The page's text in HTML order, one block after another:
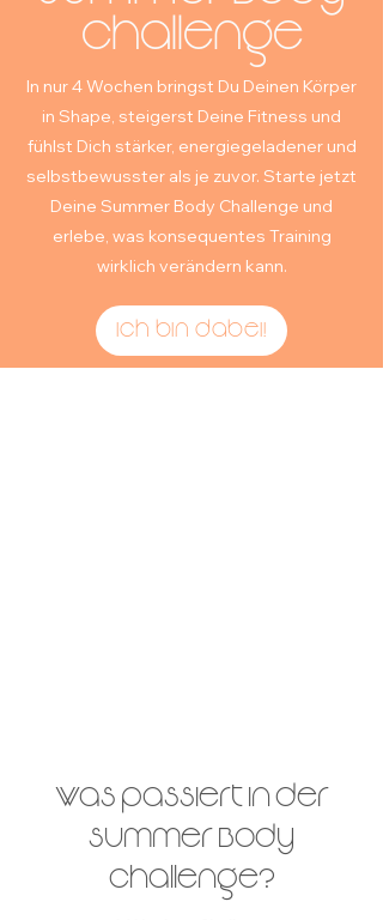
Challenge
In nur 4 Wochen bringst Du Deinen Körper
in Shape, steigerst Deine Fitness und
fühlst Dich stärker, energiegeladener und
selbstbewusster als je zuvor. Starte jetzt
Deine Summer Body Challenge und
erlebe, was konsequentes Training
wirklich verändern kann.
Ich bin dabei!
Was passiert in der
Summer Body
Challenge?